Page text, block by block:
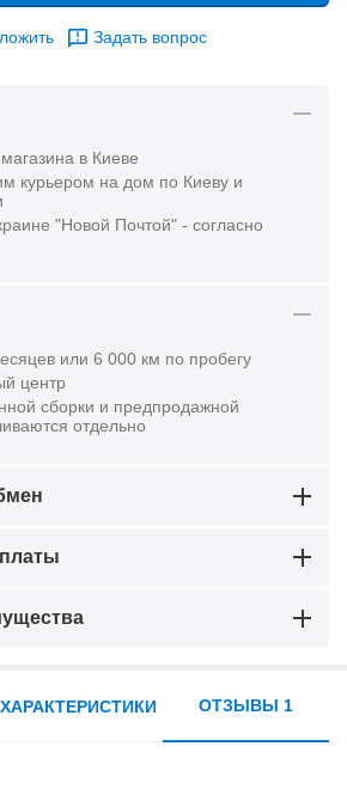
Задать вопрос
в Киеве
курьером на дом по Киеву и
"Новой Почтой" - согласно
или 6 000 км по пробегу
центр
сборки и предпродажной
отдельно
ХАРАКТЕРИСТИКИ ОТЗЫВЫ 1